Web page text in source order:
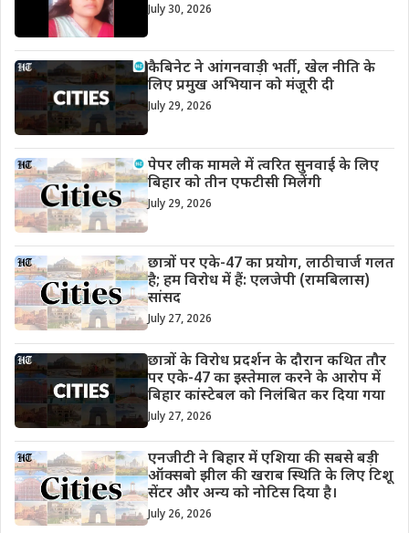
July 30, 2026
कैबिनेट ने आंगनवाड़ी भर्ती, खेल नीति के
लिए प्रमुख अभियान को मंजूरी दी
July 29, 2026
पेपर लीक मामले में त्वरित सुनवाई के लिए
बिहार को तीन एफटीसी मिलेंगी
July 29, 2026
छात्रों पर एके-47 का प्रयोग, लाठीचार्ज गलत
है; हम विरोध में हैं: एलजेपी (रामबिलास)
सांसद
July 27, 2026
छात्रों के विरोध प्रदर्शन के दौरान कथित तौर
पर एके-47 का इस्तेमाल करने के आरोप में
बिहार कांस्टेबल को निलंबित कर दिया गया
July 27, 2026
एनजीटी ने बिहार में एशिया की सबसे बड़ी
ऑक्सबो झील की खराब स्थिति के लिए टिशू
सेंटर और अन्य को नोटिस दिया है।
July 26, 2026